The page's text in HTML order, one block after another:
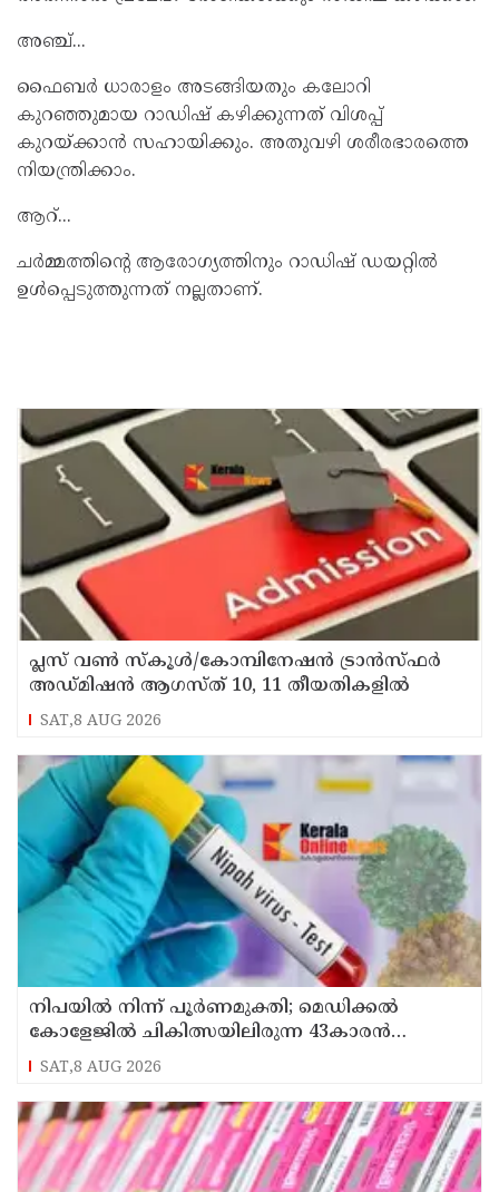
അഞ്ച്...
ഫൈബര്‍ ധാരാളം അടങ്ങിയതും കലോറി
കുറഞ്ഞുമായ റാഡിഷ് കഴിക്കുന്നത് വിശപ്പ്
കുറയ്ക്കാന്‍ സഹായിക്കും. അതുവഴി ശരീരഭാരത്തെ
നിയന്ത്രിക്കാം.
ആറ്...
ചര്‍മ്മത്തിന്‍റെ ആരോഗ്യത്തിനും റാഡിഷ് ഡയറ്റില്‍
ഉള്‍പ്പെടുത്തുന്നത് നല്ലതാണ്.
പ്ലസ് വൺ സ്‌കൂൾ/കോമ്പിനേഷൻ ട്രാൻസ്ഫർ
അഡ്മിഷൻ ആഗസ്ത് 10, 11 തീയതികളിൽ
SAT,8 AUG 2026
നിപയിൽ നിന്ന് പൂർണമുക്തി; മെഡിക്കൽ
കോളേജിൽ ചികിത്സയിലിരുന്ന 43കാരൻ
വീട്ടിലേക്ക് മടങ്ങി
SAT,8 AUG 2026